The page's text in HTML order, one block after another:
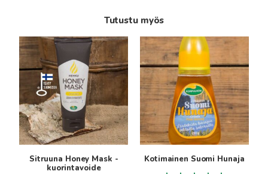
Tutustu myös
Sitruuna Honey Mask -
kuorintavoide
Kotimainen Suomi Hunaja
Tällä
tuotteella
on
useampi
muunnelma.
Voit
tehdä
valinnat